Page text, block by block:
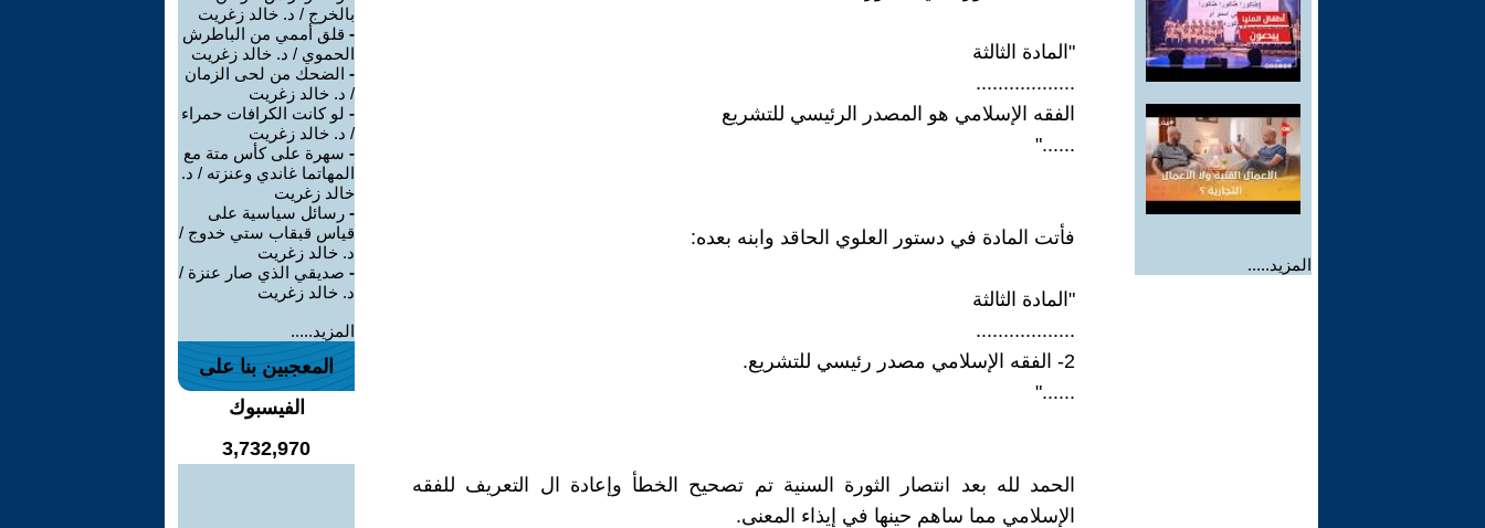
المزيد.....
"المادة الثالثة
..................
الفقه الإسلامي هو المصدر الرئيسي للتشريع
......"
فأتت المادة في دستور العلوي الحاقد وابنه بعده:
"المادة الثالثة
..................
2- الفقه الإسلامي مصدر رئيسي للتشريع.
......"
الحمد لله بعد انتصار الثورة السنية تم تصحيح الخطأ وإعادة ال التعريف للفقه
الإسلامي مما ساهم حينها في إيذاء المعنى.
بالخرج / د. خالد زغريت
- قلق أممي من الباطرش
الحموي / د. خالد زغريت
- الضحك من لحى الزمان
/ د. خالد زغريت
- لو كانت الكرافات حمراء
/ د. خالد زغريت
- سهرة على كأس متة مع
المهاتما غاندي وعنزته / د.
خالد زغريت
- رسائل سياسية على
قياس قبقاب ستي خدوج /
د. خالد زغريت
- صديقي الذي صار عنزة /
د. خالد زغريت
المزيد.....
المعجبين بنا على
الفيسبوك
3,732,970